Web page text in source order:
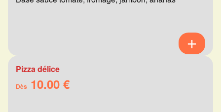
Pizza délice
Dès 10.00 €